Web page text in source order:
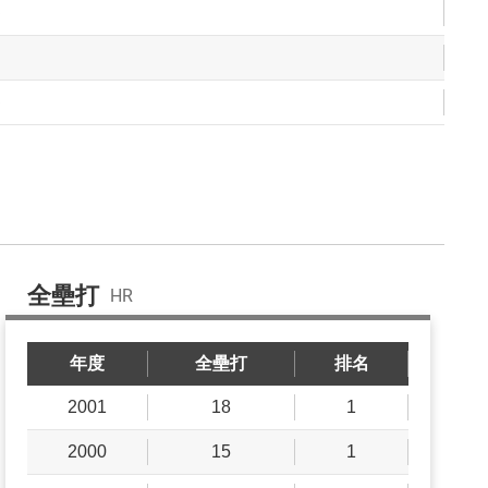
全壘打 HR
年度 全壘打 排名
2001 18 1
2000 15 1